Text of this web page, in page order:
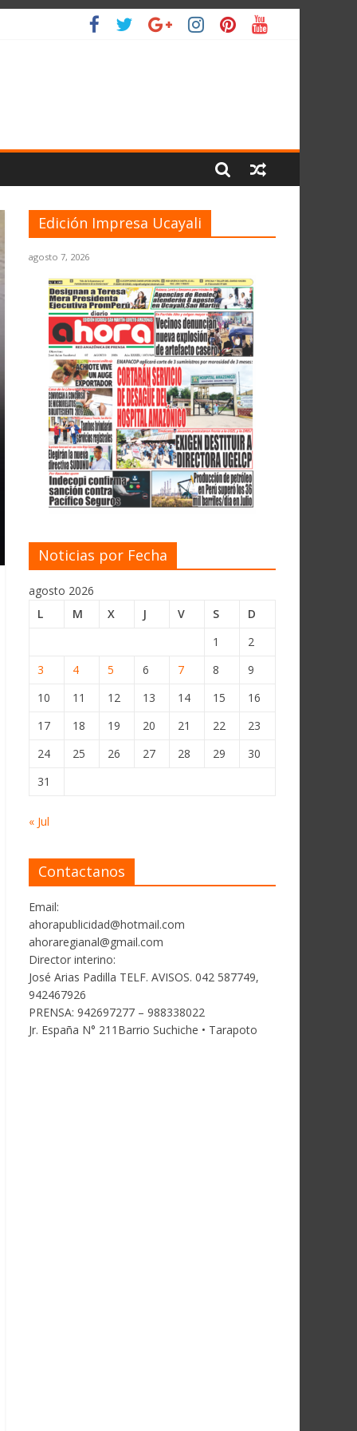
Edición Impresa Ucayali
agosto 7, 2026
Noticias por Fecha
agosto 2026
L
M X J V S
D
1
2
3
4 5 6 7 8
9
10
11 12 13 14 15
16
17
18 19 20 21 22
23
24
25 26 27 28 29
30
31
« Jul
Contactanos
Email:
ahorapublicidad@hotmail.com
ahoraregianal@gmail.com
Director interino:
José Arias Padilla TELF. AVISOS. 042 587749,
942467926
PRENSA: 942697277 – 988338022
Jr. España N° 211Barrio Suchiche • Tarapoto